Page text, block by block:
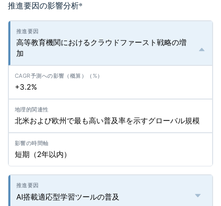
推進要因の影響分析*
高等教育機関におけるクラウドファースト戦略の増
加
+3.2%
北米および欧州で最も高い普及率を示すグローバル規模
短期（2年以内）
AI搭載適応型学習ツールの普及